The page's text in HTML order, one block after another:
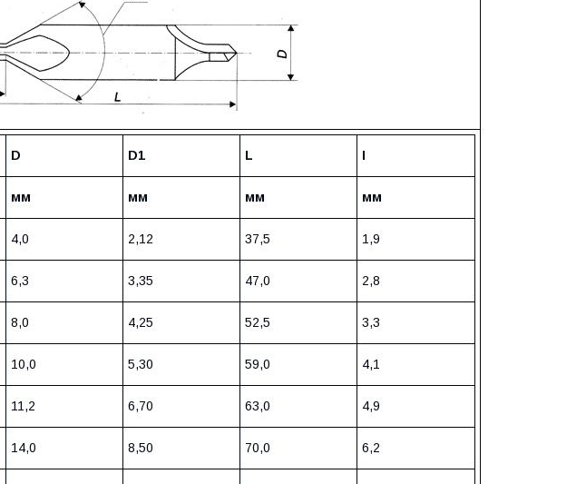
D D1 L I
мм мм мм мм
4,0 2,12 37,5 1,9
6,3 3,35 47,0 2,8
8,0 4,25 52,5 3,3
10,0 5,30 59,0 4,1
11,2 6,70 63,0 4,9
14,0 8,50 70,0 6,2